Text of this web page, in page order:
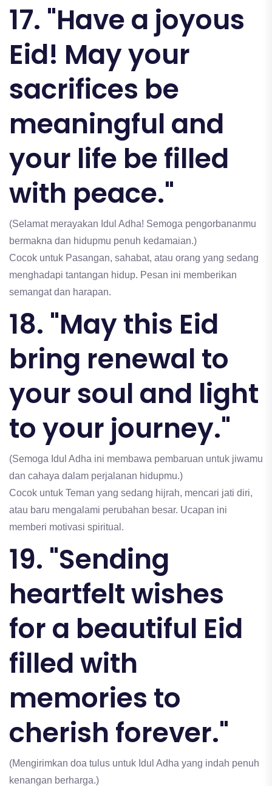
17. "Have a joyous
Eid! May your
sacrifices be
meaningful and
your life be filled
with peace."
(Selamat merayakan Idul Adha! Semoga pengorbananmu
bermakna dan hidupmu penuh kedamaian.)
Cocok untuk Pasangan, sahabat, atau orang yang sedang
menghadapi tantangan hidup. Pesan ini memberikan
semangat dan harapan.
18. "May this Eid
bring renewal to
your soul and light
to your journey."
(Semoga Idul Adha ini membawa pembaruan untuk jiwamu
dan cahaya dalam perjalanan hidupmu.)
Cocok untuk Teman yang sedang hijrah, mencari jati diri,
atau baru mengalami perubahan besar. Ucapan ini
memberi motivasi spiritual.
19. "Sending
heartfelt wishes
for a beautiful Eid
filled with
memories to
cherish forever."
(Mengirimkan doa tulus untuk Idul Adha yang indah penuh
kenangan berharga.)